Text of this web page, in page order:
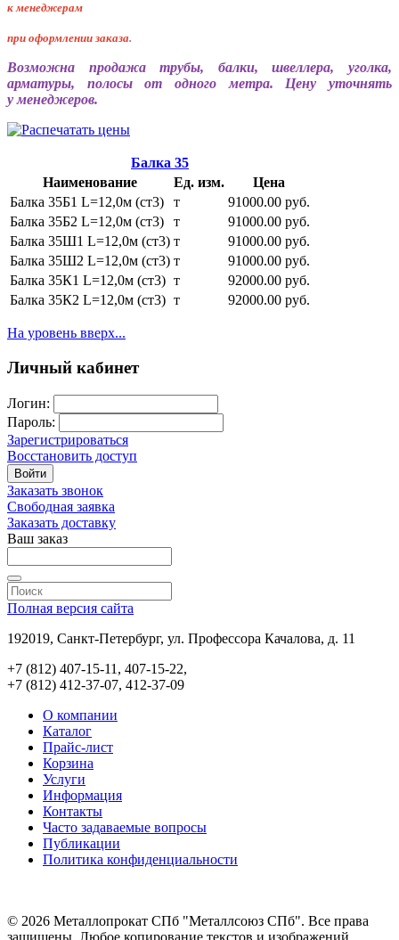
к менеджерам
при оформлении заказа.
Возможна продажа трубы, балки, швеллера, уголка,
арматуры, полосы от одного метра. Цену уточнять
у менеджеров.
Наименование Ед. изм. Цена
Балка 35
Балка 35Б1 L=12,0м (ст3) т
91000.00 руб.
Балка 35Б2 L=12,0м (ст3)
т
91000.00 руб.
Балка 35Ш1 L=12,0м (ст3) т
91000.00 руб.
Балка 35Ш2 L=12,0м (ст3) т
91000.00 руб.
Балка 35К1 L=12,0м (ст3) т
92000.00 руб.
Балка 35К2 L=12,0м (ст3) т 92000.00 руб.
На уровень вверх...
Личный кабинет
Логин:
Пароль:
Зарегистрироваться
Восстановить доступ
Войти
Заказать звонок
Свободная заявка
Заказать доставку
Ваш заказ
Полная версия сайта
192019, Санкт-Петербург, ул. Профессора Качалова, д. 11
+7 (812) 407-15-11, 407-15-22,
+7 (812) 412-37-07, 412-37-09
О компании
Каталог
Прайс-лист
Корзина
Услуги
Информация
Контакты
Часто задаваемые вопросы
Публикации
Политика конфиденциальности
© 2026 Металлопрокат СПб "Металлсоюз СПб". Все права
защищены. Любое копирование текстов и изображений